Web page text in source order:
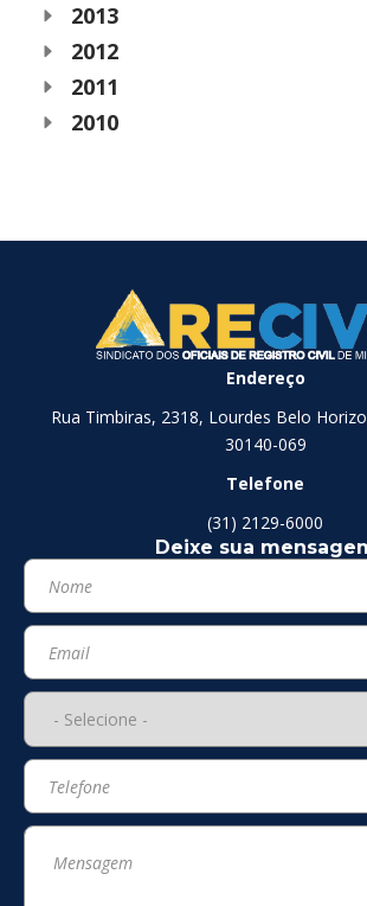
2013
2012
2011
2010
Endereço
Rua Timbiras, 2318, Lourdes Belo
30140-069
Telefone
(31) 2129-6000
Deixe sua